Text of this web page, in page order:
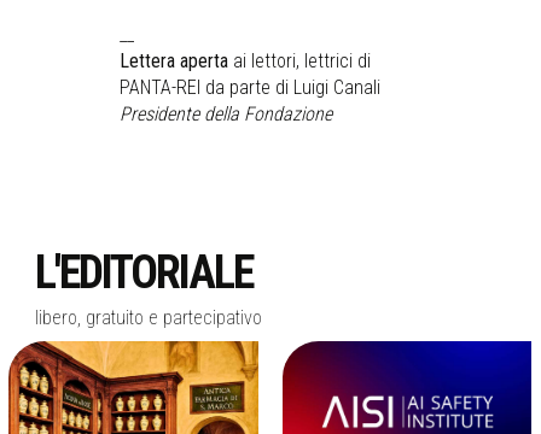
Lettera aperta ai lettori, lettrici di
PANTA-REI da parte di Luigi Canali
Presidente della Fondazione
L'EDITORIALE
libero, gratuito e partecipativo